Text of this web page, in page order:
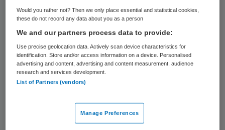
Steenwijk en Heerde.
In januari 2015 zijn de beide ziekenhuizen
bestuurlijk gefuseerd, als opmaat naar de
juridische fusie. Sindsdien is het nodige
gebeurd, volgens de ziekenhuizen. Zo zijn
stafdiensten geïntegreerd en is er een
zorgverplaatsingsplan opgesteld. Ook is er
Would you rather not? Then we only place essential and statistical cookies,
these do not record any data about you as a person
We and our partners process data to provide:
Use precise geolocation data. Actively scan device characteristics for
identification. Store and/or access information on a device. Personalised
advertising and content, advertising and content measurement, audience
research and services development.
List of Partners (vendors)
Manage Preferences